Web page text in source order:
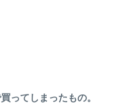
ってしまったもの。